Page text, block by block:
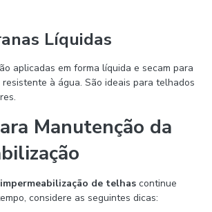
Líquidas
aplicadas em forma líquida e secam para
à água. São ideais para telhados
Manutenção da
impermeabilização de telhas continue
considere as seguintes dicas: